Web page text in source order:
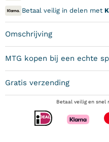
Betaal veilig in delen met
Omschrijving
MTG kopen bij een echte
Gratis verzending
Betaal veilig en